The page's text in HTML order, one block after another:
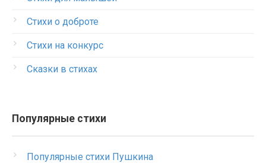
Стихи о доброте
Стихи на конкурс
Сказки в стихах
Популярные стихи
Популярные стихи Пушкина